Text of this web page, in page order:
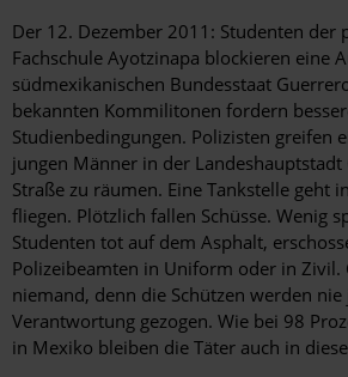
Der 12. Dezember 2011: Studenten der
Fachschule Ayotzinapa blockieren eine
südmexikanischen Bundesstaat
bekannten Kommilitonen fordern
Studienbedingungen. Polizisten greifen
jungen Männer in der
Straße zu räumen. Eine Tankstelle geht
fliegen. Plötzlich fallen Schüsse. Wenig
Studenten tot auf dem Asphalt,
Polizeibeamten in Uniform oder in Zivil.
niemand, denn die Schützen werden
Verantwortung gezogen. Wie bei 98
in Mexiko bleiben die Täter auch in